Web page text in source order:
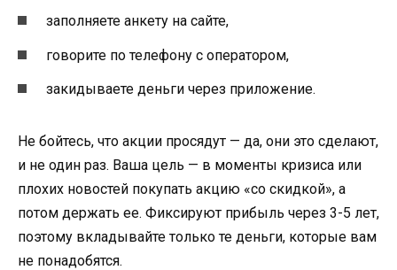
заполняете анкету на сайте,
говорите по телефону с оператором,
закидываете деньги через приложение.
Не бойтесь, что акции просядут — да, они это сделают,
и не один раз. Ваша цель — в моменты кризиса или
плохих новостей покупать акцию «со скидкой», а
потом держать ее. Фиксируют прибыль через 3-5 лет,
поэтому вкладывайте только те деньги, которые вам
не понадобятся.